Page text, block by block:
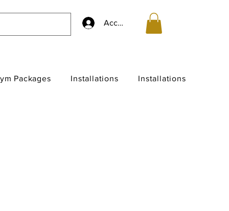
Accedi
Packages Installations Installations